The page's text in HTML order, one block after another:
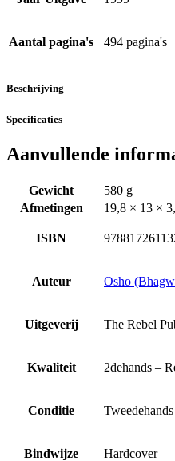
Aantal pagina's 494 pagina's
Beschrijving
Specificaties
Aanvullende
Gewicht
580 g
Afmetingen
19,8 × 13 ×
ISBN
Auteur Osho
Uitgeverij The Rebel
Kwaliteit 2dehands –
Conditie Tweedehands
Bindwijze Hardcover